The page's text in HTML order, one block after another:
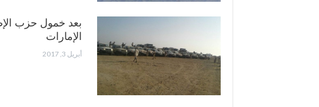
بعد خمول حزب
الإمارات
أبريل 3, 2017